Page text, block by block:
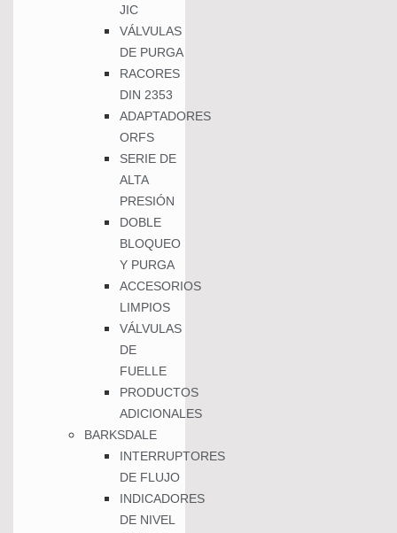
JIC
VÁLVULAS
DE PURGA
RACORES
DIN 2353
ADAPTADORES
ORFS
SERIE DE
ALTA
PRESIÓN
DOBLE
BLOQUEO
Y PURGA
ACCESORIOS
LIMPIOS
VÁLVULAS
DE
FUELLE
PRODUCTOS
ADICIONALES
BARKSDALE
INTERRUPTORES
DE FLUJO
INDICADORES
DE NIVEL